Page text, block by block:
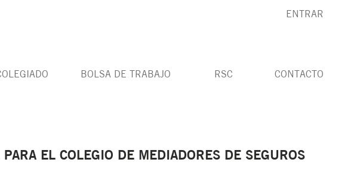
ENTRAR
BOLSA DE TRABAJO RSC CONTACTO
EL COLEGIO DE MEDIADORES DE SEGUROS